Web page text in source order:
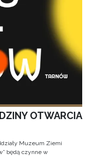
OTWARCIA
Muzeum Ziemi
będą czynne w